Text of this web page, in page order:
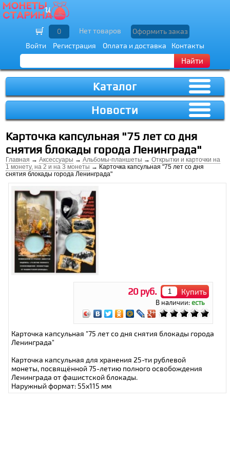
Войти Регистрация Оплата и доставка Контакты
Найти
0 Нет товаров Оформить заказ
Каталог
Новости
Карточка капсульная "75 лет со дня
снятия блокады города Ленинграда"
Главная →Аксессуары →Альбомы-планшеты →Открытки и карточки на
1 монету, на 2 и на 3 монеты → Карточка капсульная "75 лет со дня
снятия блокады города Ленинграда"
20 руб. Купить
В наличии:есть
Карточка капсульная "75 лет со дня снятия блокады города
Ленинграда"
Карточка капсульная для хранения 25-ти рублевой
монеты, посвящённой 75-летию полного освобождения
Ленинграда от фашистской блокады.
Наружный формат: 55х115 мм